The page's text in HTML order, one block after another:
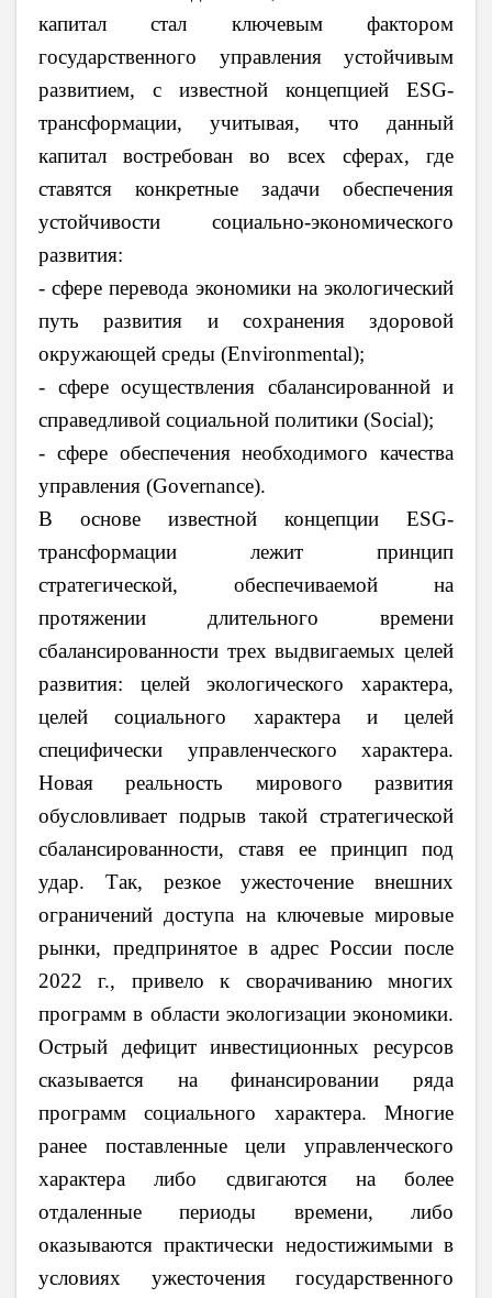
капитал стал ключевым фактором
государственного управления устойчивым
развитием, с известной концепцией ESG-
трансформации, учитывая, что данный
капитал востребован во всех сферах, где
ставятся конкретные задачи обеспечения
устойчивости социально-экономического
развития:
- сфере перевода экономики на экологический
путь развития и сохранения здоровой
окружающей среды (Environmental);
- сфере осуществления сбалансированной и
справедливой социальной политики (Social);
- сфере обеспечения необходимого качества
управления (Governance).
В основе известной концепции ESG-
трансформации лежит принцип
стратегической, обеспечиваемой на
протяжении длительного времени
сбалансированности трех выдвигаемых целей
развития: целей экологического характера,
целей социального характера и целей
специфически управленческого характера.
Новая реальность мирового развития
обусловливает подрыв такой стратегической
сбалансированности, ставя ее принцип под
удар. Так, резкое ужесточение внешних
ограничений доступа на ключевые мировые
рынки, предпринятое в адрес России после
2022 г., привело к сворачиванию многих
программ в области экологизации экономики.
Острый дефицит инвестиционных ресурсов
сказывается на финансировании ряда
программ социального характера. Многие
ранее поставленные цели управленческого
характера либо сдвигаются на более
отдаленные периоды времени, либо
оказываются практически недостижимыми в
условиях ужесточения государственного